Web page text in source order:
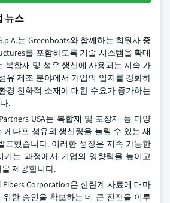
뉴스
는 Greenboats와 함께하는 회원사 중
를 포함하도록 기술 시스템을 확대
복합재 및 섬유 생산에 사용되는 지속 가
유 제조 분야에서 기업의 입지를 강화하
경 친화적 소재에 대한 수요가 증가하는
.
USA는 복합재 및 포장재 등 다양
케나프 섬유의 생산량을 늘릴 수 있는 새
표했습니다. 이러한 성장은 지속 가능한
키는 과정에서 기업의 영향력을 높이고
제공합니다.
Fibers Corporation은 산란계 사료에 대마
한 승인을 확보하는 데 큰 진전을 이루